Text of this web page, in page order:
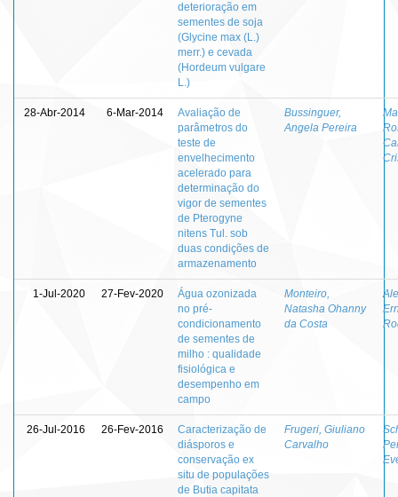
deterioração em
sementes de soja
(Glycine max (L.)
merr.) e cevada
(Hordeum vulgare
L.)
28-Abr-2014 6-Mar-2014
Avaliação de
parâmetros do
teste de
envelhecimento
acelerado para
determinação do
vigor de sementes
de Pterogyne
nitens Tul. sob
duas condições de
armazenamento
Bussinguer,
Angela Pereira
1-Jul-2020 27-Fev-2020
Água ozonizada
no pré-
condicionamento
de sementes de
milho : qualidade
fisiológica e
desempenho em
campo
Monteiro,
Natasha Ohanny
da Costa
26-Jul-2016 26-Fev-2016
Caracterização de
diásporos e
conservação ex
situ de populações
de Butia capitata
Frugeri, Giuliano
Carvalho